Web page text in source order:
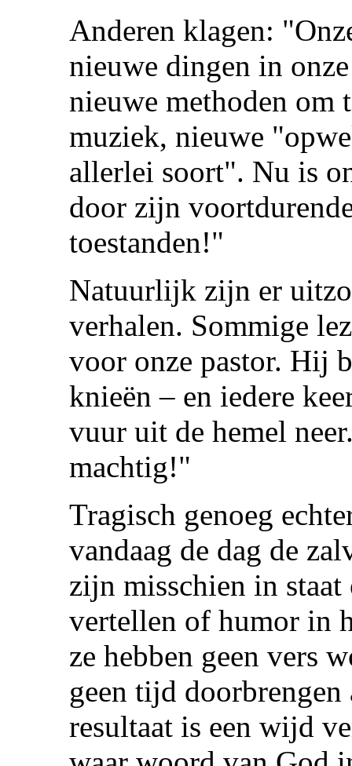
Anderen klagen:
nieuwe dingen in
nieuwe methoden om
muziek, nieuwe
allerlei soort". Nu is
door zijn
toestanden!"
Natuurlijk zijn er
verhalen. Sommige
voor onze pastor. Hij
knieën – en iedere
vuur uit de hemel
machtig!"
Tragisch genoeg
vandaag de dag de
zijn misschien in staat
vertellen of humor in
ze hebben geen vers
geen tijd doorbrengen
resultaat is een wijd